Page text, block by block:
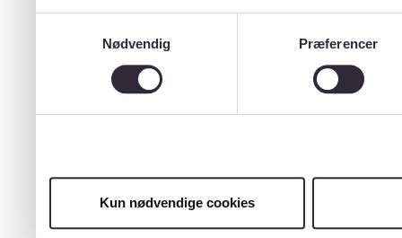
Nødvendig
Præferencer
Kun nødvendige cookies